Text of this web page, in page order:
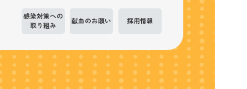
感染対策への
取り組み
献血のお願い 採用情報